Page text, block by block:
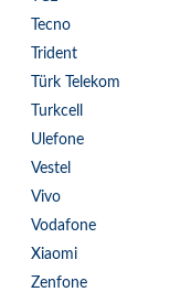
Tecno
Trident
Türk Telekom
Turkcell
Ulefone
Vestel
Vivo
Vodafone
Xiaomi
Zenfone